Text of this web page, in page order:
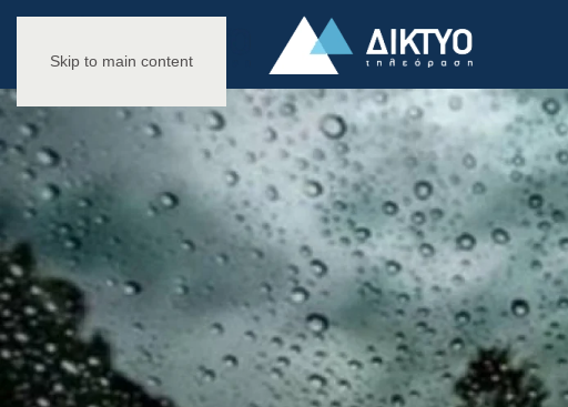
Skip to main content